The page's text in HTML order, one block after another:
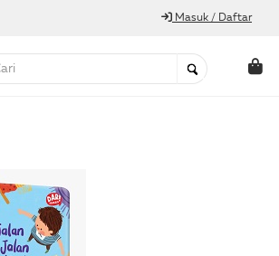
Masuk / Daftar